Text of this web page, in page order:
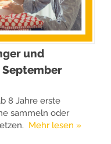
und
8 Jahre erste
sammeln oder
Mehr lesen »